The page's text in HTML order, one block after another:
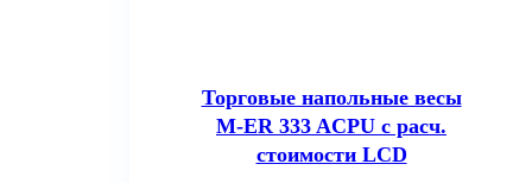
Торговые напольные весы
M-ER 333 ACPU с расч.
стоимости LCD